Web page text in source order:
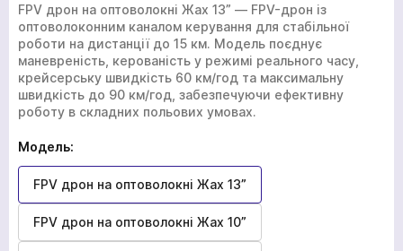
FPV дрон на оптоволокні Жах 13” — FPV-дрон із
оптоволоконним каналом керування для стабільної
роботи на дистанції до 15 км. Модель поєднує
маневреність, керованість у режимі реального часу,
крейсерську швидкість 60 км/год та максимальну
швидкість до 90 км/год, забезпечуючи ефективну
роботу в складних польових умовах.
Модель:
FPV дрон на оптоволокні Жах 13”
FPV дрон на оптоволокні Жах 10”